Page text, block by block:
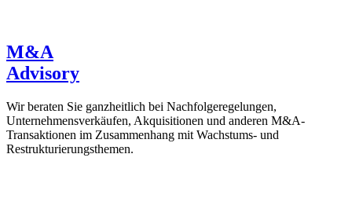
M&A
Advisory
Wir beraten Sie ganzheitlich bei Nachfolgeregelungen,
Unternehmensverkäufen, Akquisitionen und anderen M&A-
Transaktionen im Zusammenhang mit Wachstums- und
Restrukturierungsthemen.